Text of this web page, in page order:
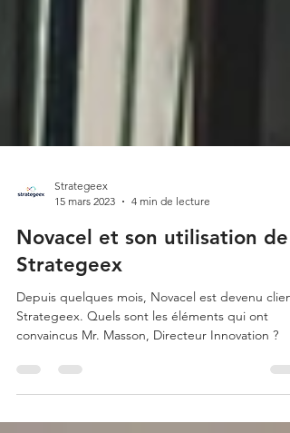
15 mars 2023
4 min de lecture
Novacel et son utilisation de
Strategeex
Depuis quelques mois, Novacel est devenu client
convaincus Mr. Masson, Directeur Innovation ?